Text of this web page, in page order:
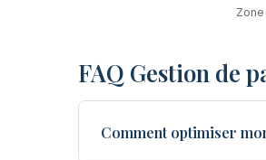
FAQ Gestion de
Comment optimiser